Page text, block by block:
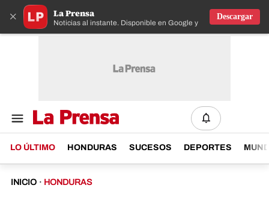
× La Prensa
Noticias al instante. Disponible en Google y IOS
Descargar
LO ÚLTIMO HONDURAS SUCESOS DEPORTES
INICIO · HONDURAS